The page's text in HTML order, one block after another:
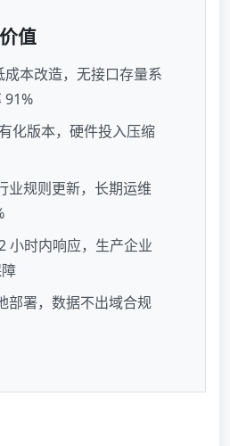
值
成本改造，无接口存量系
91%
化版本，硬件投入压缩
业规则更新，长期运维
小时内响应，生产企业
部署，数据不出域合规